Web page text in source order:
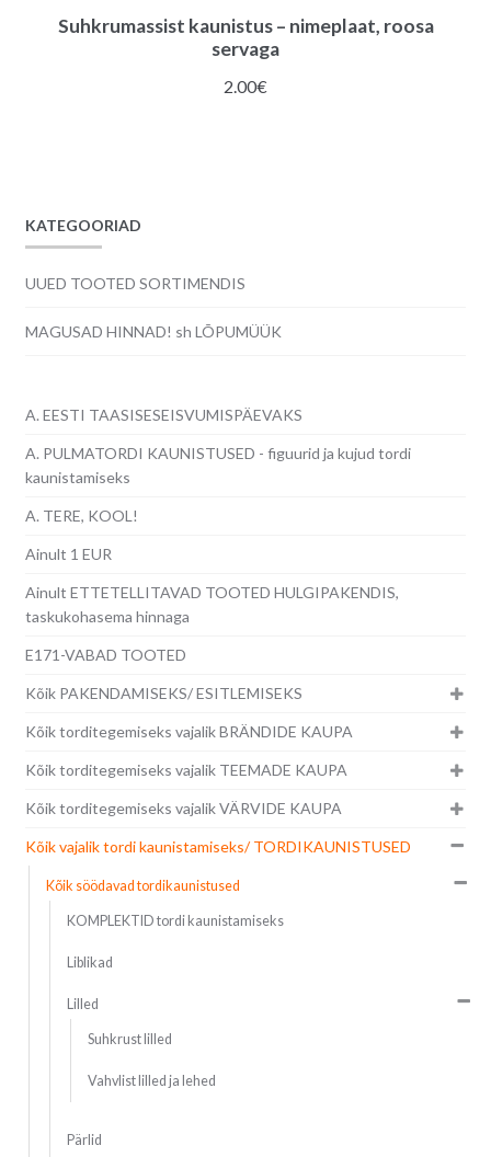
Suhkrumassist kaunistus – nimeplaat, roosa
servaga
2.00€
KATEGOORIAD
UUED TOOTED SORTIMENDIS
MAGUSAD HINNAD! sh LÕPUMÜÜK
A. EESTI TAASISESEISVUMISPÄEVAKS
A. PULMATORDI KAUNISTUSED - figuurid ja kujud tordi
kaunistamiseks
A. TERE, KOOL!
Ainult 1 EUR
Ainult ETTETELLITAVAD TOOTED HULGIPAKENDIS,
taskukohasema hinnaga
E171-VABAD TOOTED
Kõik PAKENDAMISEKS/ ESITLEMISEKS
Kõik torditegemiseks vajalik BRÄNDIDE KAUPA
Kõik torditegemiseks vajalik TEEMADE KAUPA
Kõik torditegemiseks vajalik VÄRVIDE KAUPA
Kõik vajalik tordi kaunistamiseks/ TORDIKAUNISTUSED
Kõik söödavad tordikaunistused
KOMPLEKTID tordi kaunistamiseks
Liblikad
Lilled
Suhkrust lilled
Vahvlist lilled ja lehed
Pärlid